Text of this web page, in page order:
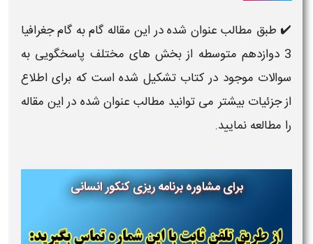
✔️ طبق مطالب عنوان شده در این مقاله گام به گام جغرافیا
3 دوازدهم متوسطه از بخش های مختلف پاسخگویی به
سوالات موجود در کتاب تشکیل شده است که برای اطلاع
از جزئیات بیشتر می توانید مطالب عنوان شده در این مقاله
را مطالعه نمایید.
برای مشاوره برنامه ریزی کنکور انسانی